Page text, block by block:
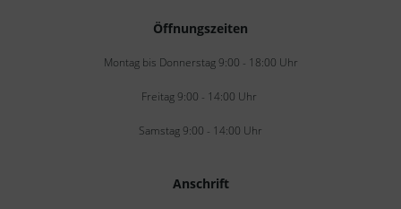
Öffnungszeiten
Montag bis Donnerstag 9:00 - 18:00 Uhr
Freitag 9:00 - 14:00 Uhr
Samstag 9:00 - 14:00 Uhr
Anschrift